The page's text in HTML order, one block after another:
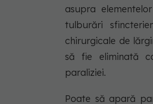
asupra
tulburări
chirurgicale de
să fie eliminată
paraliziei.
Poate să apară